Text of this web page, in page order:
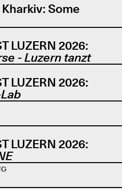
Some
LUZERN 2026:
- Luzern tanzt
LUZERN 2026:
LUZERN 2026: